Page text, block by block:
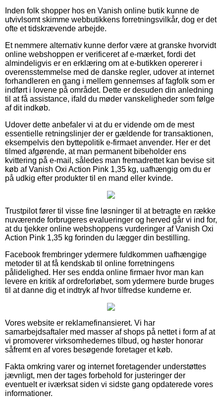
Inden folk shopper hos en Vanish online butik kunne de
utvivlsomt skimme webbutikkens forretningsvilkår, dog er det
ofte et tidskrævende arbejde.
Et nemmere alternativ kunne derfor være at granske hvorvidt
online webshoppen er verificeret af e-mærket, fordi det
almindeligvis er en erklæring om at e-butikken opererer i
overensstemmelse med de danske regler, udover at internet
forhandleren en gang i mellem gennemses af fagfolk som er
indført i lovene på området. Dette er desuden din anledning
til at få assistance, ifald du møder vanskeligheder som følge
af dit indkøb.
Udover dette anbefaler vi at du er vidende om de mest
essentielle retningslinjer der er gældende for transaktionen,
eksempelvis den byttepolitik e-firmaet anvender. Her er det
tilmed afgørende, at man permanent bibeholder ens
kvittering på e-mail, således man fremadrettet kan bevise sit
køb af Vanish Oxi Action Pink 1,35 kg, uafhængig om du er
på udkig efter produkter til en mand eller kvinde.
Trustpilot fører til visse fine løsninger til at betragte en række
nuværende forbrugeres evalueringer og herved går vi ind for,
at du tjekker online webshoppens vurderinger af Vanish Oxi
Action Pink 1,35 kg forinden du lægger din bestilling.
Facebook frembringer ydermere fuldkommen uafhængige
metoder til at få kendskab til online forretningens
pålidelighed. Her ses endda online firmaer hvor man kan
levere en kritik af ordreforløbet, som ydermere burde bruges
til at danne dig et indtryk af hvor tilfredse kunderne er.
Vores website er reklamefinansieret. Vi har
samarbejdsaftaler med masser af shops på nettet i form af at
vi promoverer virksomhedernes tilbud, og høster honorar
såfremt en af vores besøgende foretager et køb.
Fakta omkring varer og internet foretagender understøttes
jævnligt, men der tages forbehold for justeringer der
eventuelt er iværksat siden vi sidste gang opdaterede vores
informationer.